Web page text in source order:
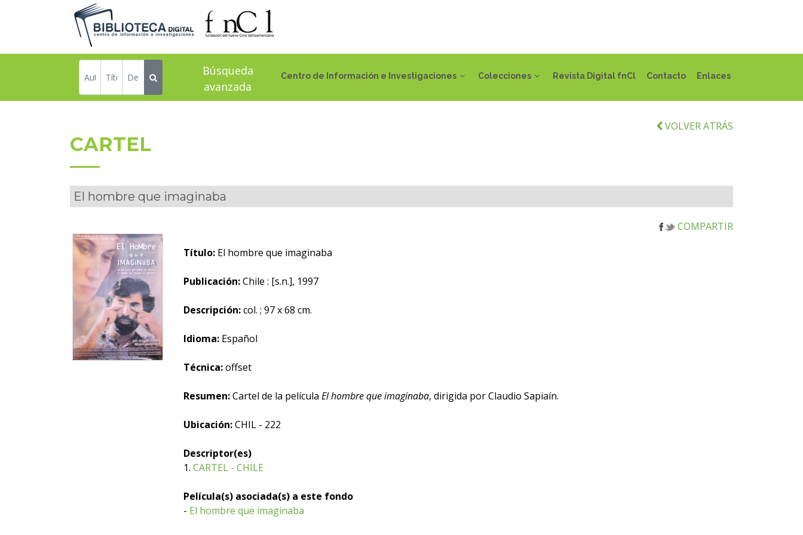
Centro de Información e Investigaciones Colecciones Revista Digital fnCl Contacto Enlaces
Búsqueda
avanzada
VOLVER ATRÁS
CARTEL
El hombre que imaginaba
COMPARTIR
Título: El hombre que imaginaba
Publicación:Chile : [s.n.], 1997
Descripción:col. ; 97 x 68 cm.
Idioma: Español
Técnica:offset
Resumen:Cartel de la película El hombre que imaginaba, dirigida por Claudio Sapiaín.
Ubicación:CHIL - 222
Descriptor(es)
1. CARTEL - CHILE
Película(s) asociada(s) a este fondo
- El hombre que imaginaba